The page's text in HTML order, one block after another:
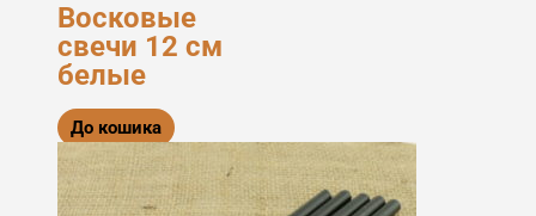
Восковые
свечи 12 см
белые
До кошика